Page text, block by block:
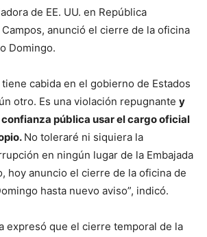
de EE. UU. en República
Campos, anunció el cierre de la oficina
Domingo.
cabida en el gobierno de Estados
otro. Es una violación repugnante y
pública usar el cargo oficial
No toleraré ni siquiera la
en ningún lugar de la Embajada
hoy anuncio el cierre de la oficina de
hasta nuevo aviso”, indicó.
expresó que el cierre temporal de la